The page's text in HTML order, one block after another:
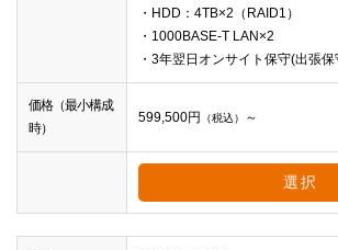
・HDD：4TB×2（RAID1）
・1000BASE-T LAN×2
・3年翌日オンサイト保守(出張
価格（最小構成
時）
599,500円 （税込） ～
選択